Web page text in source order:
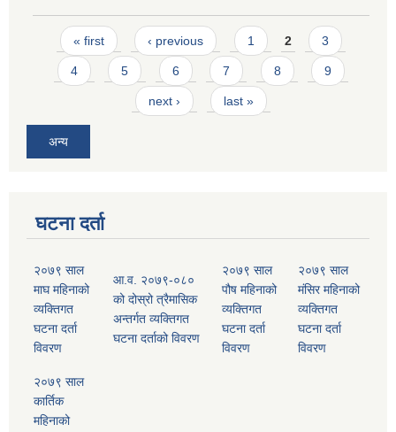
Pages
« first ‹ previous 1 2 3
4 5 6 7 8 9
next › last »
अन्य
घटना दर्ता
२०७९ साल
माघ महिनाको
व्यक्तिगत
घटना दर्ता
विवरण
आ.व. २०७९-०८०
को दोस्रो त्रैमासिक
अन्तर्गत व्यक्तिगत
घटना दर्ताको विवरण
२०७९ साल
पौष महिनाको
व्यक्तिगत
घटना दर्ता
विवरण
२०७९ साल
मंसिर महिनाको
व्यक्तिगत
घटना दर्ता
विवरण
२०७९ साल
कार्तिक
महिनाको